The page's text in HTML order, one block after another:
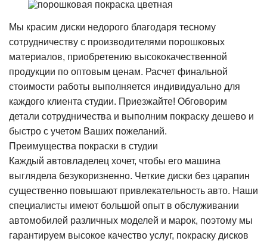
Мы красим диски недорого благодаря тесному
сотрудничеству с производителями порошковых
материалов, приобретению высококачественной
продукции по оптовым ценам. Расчет финальной
стоимости работы выполняется индивидуально для
каждого клиента студии. Приезжайте! Обговорим
детали сотрудничества и выполним покраску дешево и
быстро с учетом Ваших пожеланий.
Преимущества покраски в студии
Каждый автовладелец хочет, чтобы его машина
выглядела безукоризненно. Четкие диски без царапин
существенно повышают привлекательность авто. Наши
специалисты имеют большой опыт в обслуживании
автомобилей различных моделей и марок, поэтому мы
гарантируем высокое качество услуг, покраску дисков